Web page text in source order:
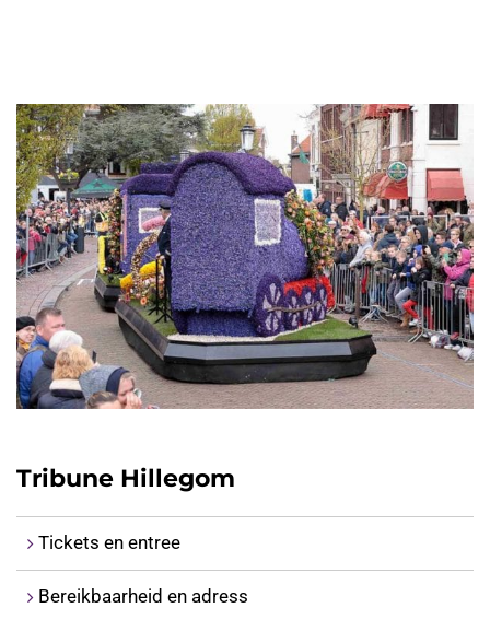
Tribune Hillegom
Tickets en entree
Bereikbaarheid en adress